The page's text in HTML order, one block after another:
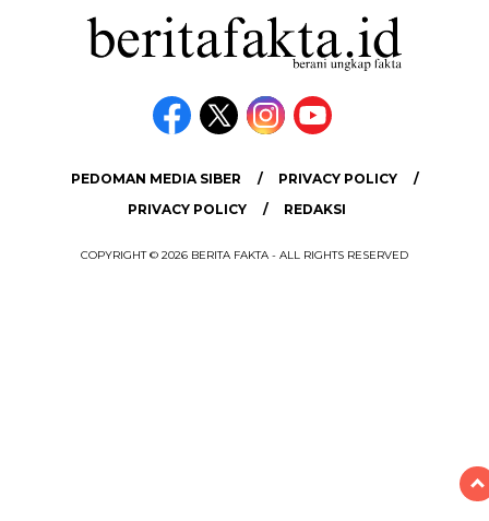
PEDOMAN MEDIA SIBER
PRIVACY POLICY
PRIVACY POLICY
REDAKSI
COPYRIGHT © 2026 BERITA FAKTA - ALL RIGHTS RESERVED